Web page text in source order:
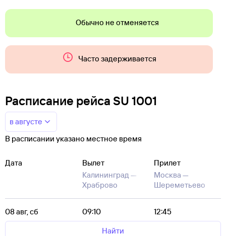
Обычно не отменяется
Часто задерживается
Расписание рейса SU 1001
в августе
В расписании указано местное время
Дата
Вылет
Калининград —
Храброво
Прилет
Москва —
Шереметьево
08 авг, сб 09:10
12:45
Найти